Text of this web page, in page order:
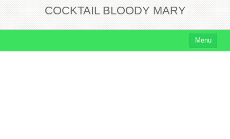
COCKTAIL BLOODY MARY
Menu